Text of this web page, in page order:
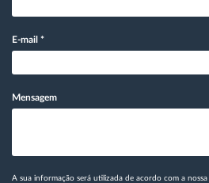
E-mail *
Mensagem
A sua informação será utilizada de acordo com a nossa